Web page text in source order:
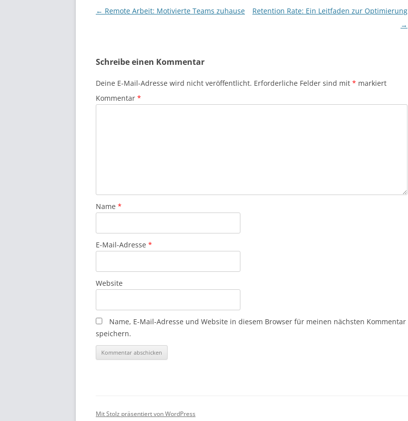
Beitragsnavigation
← Remote Arbeit: Motivierte Teams zuhause
Retention Rate: Ein Leitfaden zur Optimierung
→
Schreibe einen Kommentar
Deine E-Mail-Adresse wird nicht veröffentlicht. Erforderliche Felder sind mit * markiert
Kommentar *
Name *
E-Mail-Adresse *
Website
Name, E-Mail-Adresse und Website in diesem Browser für meinen nächsten Kommentar
speichern.
Mit Stolz präsentiert von WordPress